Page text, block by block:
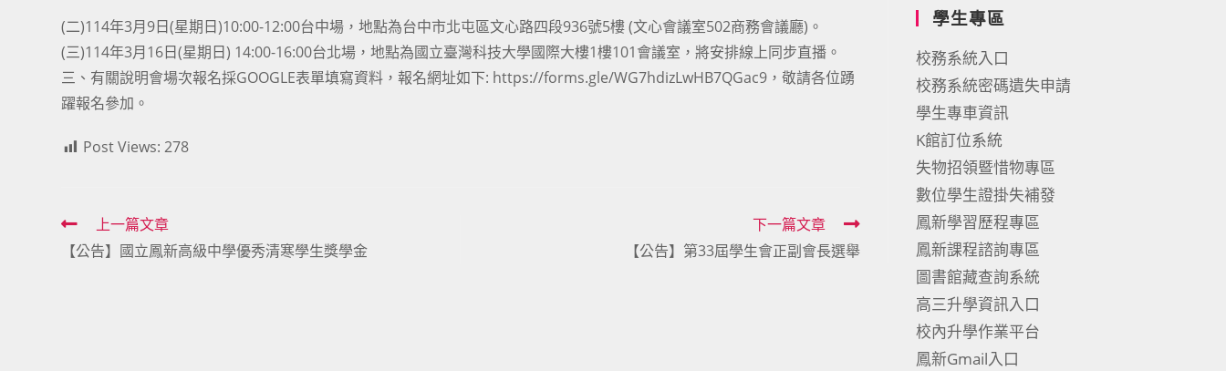
(二)114年3月9日(星期日)10:00-12:00台中場，地點為台中市北屯區文心路四段936號5樓 (文心會議室502商務會議廳)。
(三)114年3月16日(星期日) 14:00-16:00台北場，地點為國立臺灣科技大學國際大樓1樓101會議室，將安排線上同步直播。
三、有關說明會場次報名採GOOGLE表單填寫資料，報名網址如下: https://forms.gle/WG7hdizLwHB7QGac9，敬請各位踴
躍報名參加。
Post Views: 278
Read
more
上一篇文章
【公告】國立鳳新高級中學優秀清寒學生獎學金
下一篇文章
【公告】第33屆學生會正副會長選舉
學生專區
校務系統入口
校務系統密碼遺失申請
學生專車資訊
K館訂位系統
失物招領暨惜物專區
數位學生證掛失補發
鳳新學習歷程專區
鳳新課程諮詢專區
圖書館藏查詢系統
高三升學資訊入口
校內升學作業平台
鳳新Gmail入口